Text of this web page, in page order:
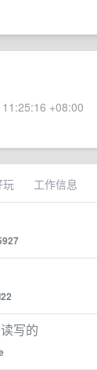
+08:00
玩 工作信息
写的